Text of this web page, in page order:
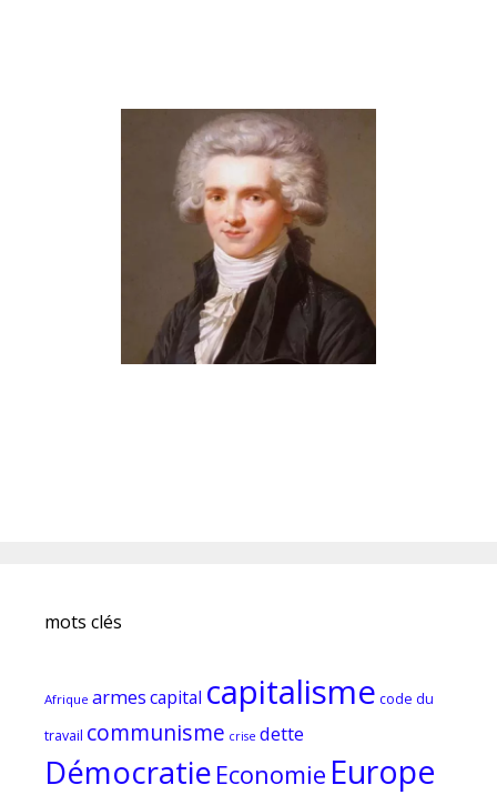
mots clés
Afrique armescapital capitalisme code du
travail communisme crise dette
Démocratie Economie Europe